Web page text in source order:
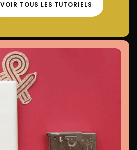
VOIR TOUS LES TUTORIELS